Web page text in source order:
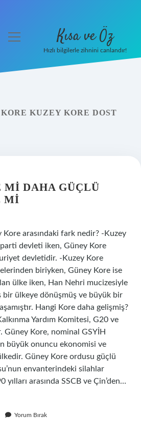
menüyü
Kısa ve Öz
Hızlı bilgilerle zihnini canlandır!
KUZEY KORE DOST
MI DAHA GÜÇLÜ
MI
arasındaki fark nedir? -Kuzey
devleti iken, Güney Kore
devletidir. -Kuzey Kore
biriyken, Güney Kore ise
ülke iken, Han Nehri mucizesiyle
bir ülkeye dönüşmüş ve büyük bir
Hangi Kore daha gelişmiş?
Yardım Komitesi, G20 ve
Güney Kore, nominal GSYİH
büyük onuncu ekonomisi ve
Güney Kore ordusu güçlü
envanterindeki silahlar
arasında SSCB ve Çin’den…
Yorum Bırak